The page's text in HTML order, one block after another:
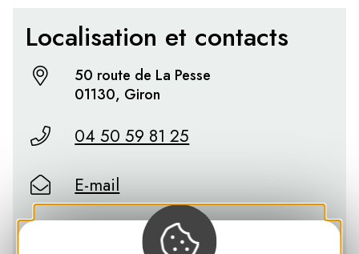
Localisation et contacts
50 route de La Pesse
01130, Giron
04 50 59 81 25
E-mail
https://www.le-relais-nordique.com